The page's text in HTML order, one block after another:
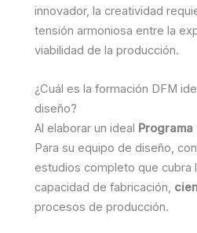
innovador, la creatividad
tensión armoniosa entre la
viabilidad de la producción.
¿Cuál es la formación DFM
diseño?
Al elaborar un ideal Programa
Para su equipo de diseño,
estudios completo que cubra
capacidad de fabricación,
procesos de producción.